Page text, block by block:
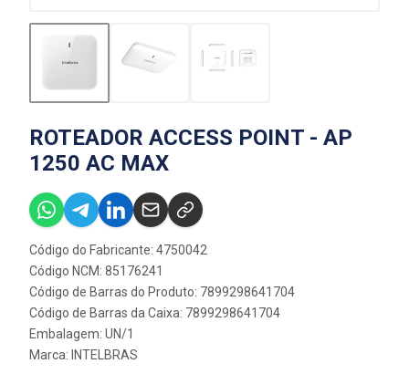
ROTEADOR ACCESS POINT - AP
1250 AC MAX
Código do Fabricante: 4750042
Código NCM: 85176241
Código de Barras do Produto: 7899298641704
Código de Barras da Caixa: 7899298641704
Embalagem: UN/1
Marca: INTELBRAS